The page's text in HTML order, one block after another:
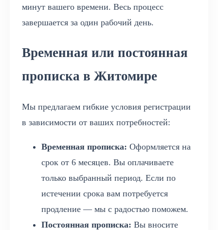
минут вашего времени. Весь процесс
завершается за один рабочий день.
Временная или постоянная
прописка в Житомире
Мы предлагаем гибкие условия регистрации
в зависимости от ваших потребностей:
Временная прописка: Оформляется на
срок от 6 месяцев. Вы оплачиваете
только выбранный период. Если по
истечении срока вам потребуется
продление — мы с радостью поможем.
Постоянная прописка: Вы вносите